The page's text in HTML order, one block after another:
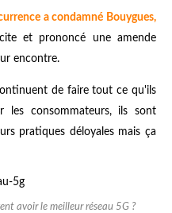
a condamné Bouygues,
et prononcé une amende
encontre.
de faire tout ce qu'ils
les consommateurs, ils sont
pratiques déloyales mais ça
avoir le meilleur réseau 5G ?